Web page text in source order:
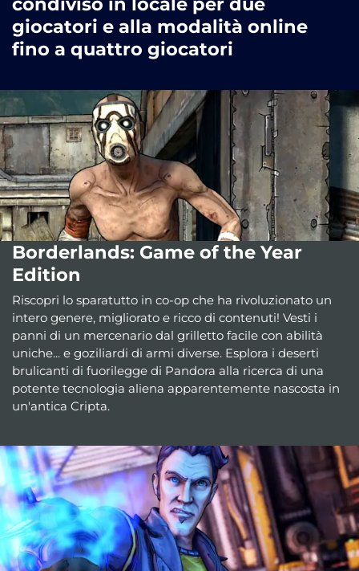
giocatori e alla modalità online
fino a quattro giocatori
Borderlands: Game of the Year
Edition
Riscopri lo sparatutto in co-op che ha rivoluzionato un
intero genere, migliorato e ricco di contenuti! Vesti i
panni di un mercenario dal grilletto facile con abilità
uniche... e goziliardi di armi diverse. Esplora i deserti
brulicanti di fuorilegge di Pandora alla ricerca di una
potente tecnologia aliena apparentemente nascosta in
un'antica Cripta.